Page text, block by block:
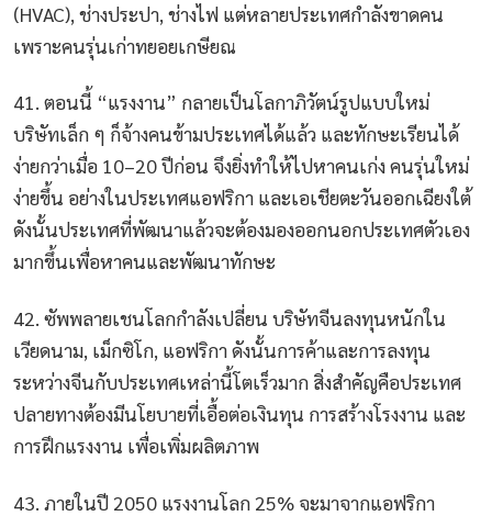
(HVAC), ช่างประปา, ช่างไฟ แต่หลายประเทศกำลังขาดคน
เพราะคนรุ่นเก่าทยอยเกษียณ
41. ตอนนี้ “แรงงาน” กลายเป็นโลกาภิวัตน์รูปแบบใหม่
บริษัทเล็ก ๆ ก็จ้างคนข้ามประเทศได้แล้ว และทักษะเรียนได้
ง่ายกว่าเมื่อ 10–20 ปีก่อน จึงยิ่งทำให้ไปหาคนเก่ง คนรุ่นใหม่
ง่ายขึ้น อย่างในประเทศแอฟริกา และเอเชียตะวันออกเฉียงใต้
ดังนั้นประเทศที่พัฒนาแล้วจะต้องมองออกนอกประเทศตัวเอง
มากขึ้นเพื่อหาคนและพัฒนาทักษะ
42. ซัพพลายเชนโลกกำลังเปลี่ยน บริษัทจีนลงทุนหนักใน
เวียดนาม, เม็กซิโก, แอฟริกา ดังนั้นการค้าและการลงทุน
ระหว่างจีนกับประเทศเหล่านี้โตเร็วมาก สิ่งสำคัญคือประเทศ
ปลายทางต้องมีนโยบายที่เอื้อต่อเงินทุน การสร้างโรงงาน และ
การฝึกแรงงาน เพื่อเพิ่มผลิตภาพ
43. ภายในปี 2050 แรงงานโลก 25% จะมาจากแอฟริกา